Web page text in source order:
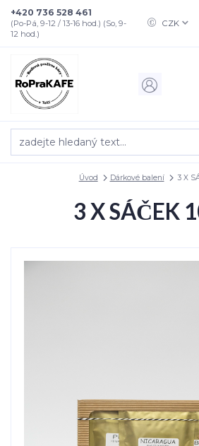
CZK
+420 736 528 461
(Po-Pá, 9-12 / 13-16 hod.) (So, 9-
12 hod.)
Úvod Dárkové balení 3 X
3 X SÁČEK